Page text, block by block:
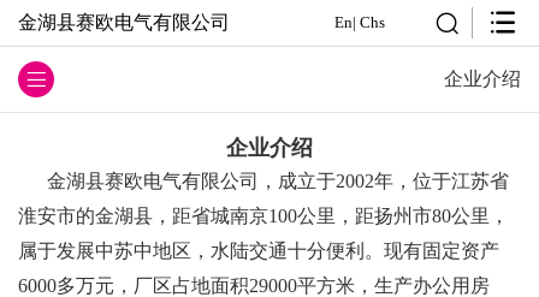
金湖县赛欧电气有限公司 En| Chs
企业介绍
企业介绍
金湖县赛欧电气有限公司，成立于2002年，位于江苏省
淮安市的金湖县，距省城南京100公里，距扬州市80公里，
属于发展中苏中地区，水陆交通十分便利。现有固定资产
6000多万元，厂区占地面积29000平方米，生产办公用房